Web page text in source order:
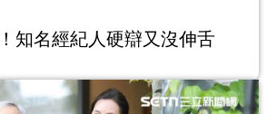
知名經紀人硬辯又沒伸舌